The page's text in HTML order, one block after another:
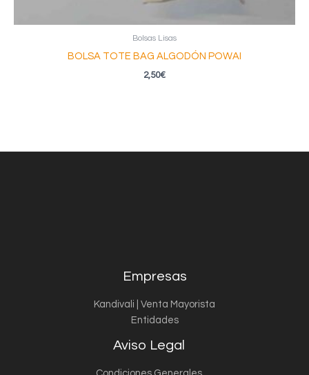
Bolsas Lisas
BOLSA TOTE BAG ALGODÓN POWAI
2,50€
Empresas
Kandivali | Venta Mayorista
Entidades
Aviso Legal